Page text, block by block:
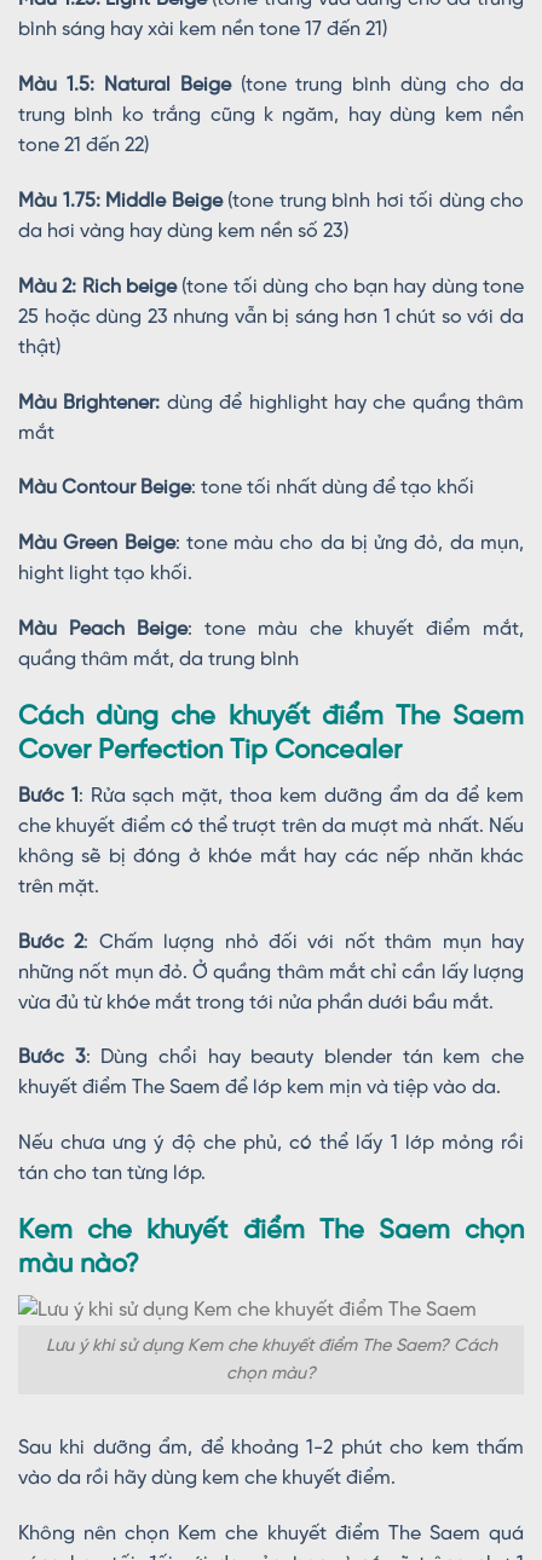
bình sáng hay xài kem nền tone 17 đến 21)
Màu 1.5: Natural Beige(tone trung bình dùng cho da
trung bình ko trắng cũng k ngăm, hay dùng kem nền
tone 21 đến 22)
Màu 1.75: Middle Beige(tone trung bình hơi tối dùng cho
da hơi vàng hay dùng kem nền số 23)
Màu 2: Rich beige(tone tối dùng cho bạn hay dùng tone
25 hoặc dùng 23 nhưng vẫn bị sáng hơn 1 chút so với da
thật)
Màu Brightener: dùng để highlight hay che quầng thâm
mắt
Màu Contour Beige: tone tối nhất dùng để tạo khối
Màu Green Beige: tone màu cho da bị ửng đỏ, da mụn,
hight light tạo khối.
Màu Peach Beige: tone màu che khuyết điểm mắt,
quầng thâm mắt, da trung bình
Cách dùng che khuyết điểm The Saem
Cover Perfection Tip Concealer
Bước 1 : Rửa sạch mặt, thoa kem dưỡng ẩm da để kem
che khuyết điểm có thể trượt trên da mượt mà nhất. Nếu
không sẽ bị đóng ở khóe mắt hay các nếp nhăn khác
trên mặt.
Bước 2: Chấm lượng nhỏ đối với nốt thâm mụn hay
những nốt mụn đỏ. Ở quầng thâm mắt chỉ cần lấy lượng
vừa đủ từ khóe mắt trong tới nửa phần dưới bầu mắt.
Bước 3: Dùng chổi hay beauty blender tán kem che
khuyết điểm The Saem để lớp kem mịn và tiệp vào da.
Nếu chưa ưng ý độ che phủ, có thể lấy 1 lớp mỏng rồi
tán cho tan từng lớp.
Kem che khuyết điểm The Saem chọn
màu nào?
Lưu ý khi sử dụng Kem che khuyết điểm The Saem? Cách
chọn màu?
Sau khi dưỡng ẩm, để khoảng 1-2 phút cho kem thấm
vào da rồi hãy dùng kem che khuyết điểm.
Không nên chọn Kem che khuyết điểm The Saem quá